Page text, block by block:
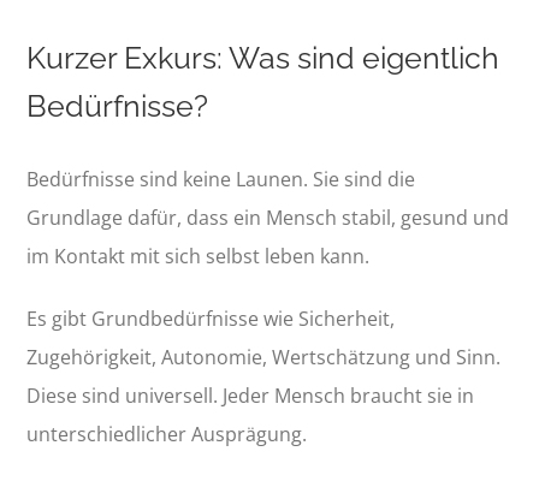
Kurzer Exkurs: Was sind eigentlich
Bedürfnisse?
Bedürfnisse sind keine Launen. Sie sind die
Grundlage dafür, dass ein Mensch stabil, gesund und
im Kontakt mit sich selbst leben kann.
Es gibt Grundbedürfnisse wie Sicherheit,
Zugehörigkeit, Autonomie, Wertschätzung und Sinn.
Diese sind universell. Jeder Mensch braucht sie in
unterschiedlicher Ausprägung.